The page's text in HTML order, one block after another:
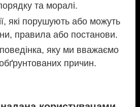
та моралі.
які порушують або можуть
правила або постанови.
яку ми вважаємо
причин.